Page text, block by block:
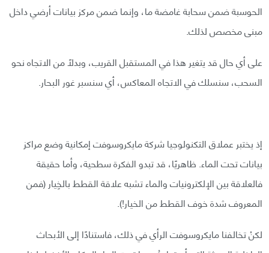
الحوسبة ضمن سحابة غامضة ما، وإنما ضمن مركز بيانات أرضي داخل
مبنى مخصص لذلك.
على أي حال قد يتغير هذا في المستقبل القريب، وبدلًا من الاتجاه نحو
السحب، سنسلك في الاتجاه المعاكس، أي سنسبر غور البحار.
إذ يختبر عملاق التكنولوجيا شركة مايكروسوفت إمكانية وضع مراكز
بيانات تحت الماء. ظاهريًا، قد تبدو الفكرة سطحية، وأما حقيقة
فالعلاقة بين الإلكترونيات والماء تشبه علاقة القطط بالخِيار (فمن
المعروف شدة خوف القطط من الخيار!).
لكنْ تخالفنا مايكروسوفت الرأي في ذلك، فاستنادًا إلى الأبحاث